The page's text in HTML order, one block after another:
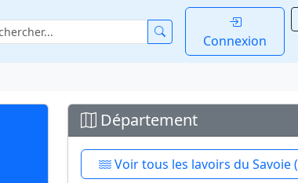
Connexion
Département
Voir tous les lavoirs du Savoie